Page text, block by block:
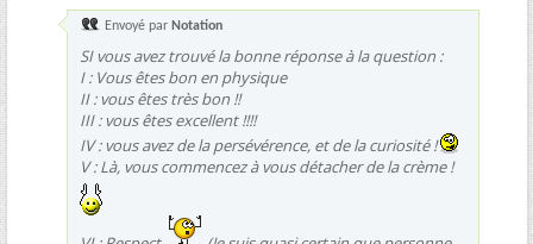
Envoyé par Notation
SI vous avez trouvé la bonne réponse à la question :
I : Vous êtes bon en physique
II : vous êtes très bon !!
III : vous êtes excellent !!!!
IV : vous avez de la persévérence, et de la curiosité !
V : Là, vous commencez à vous détacher de la crème !